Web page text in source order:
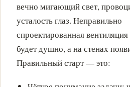
вечно мигающий свет,
усталость глаз. Неправильно
спроектированная
будет душно, а на стенах
Правильный старт — это: